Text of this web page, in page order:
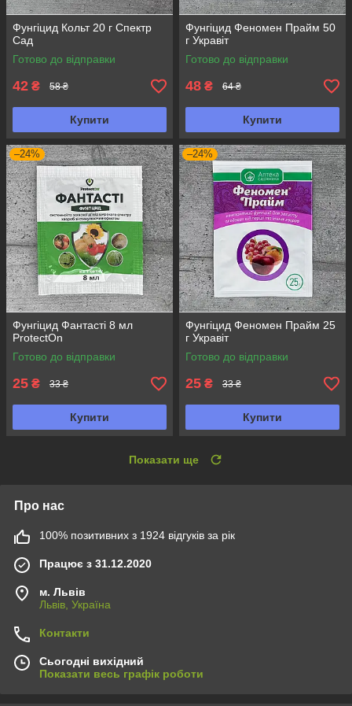
Фунгіцид Кольт 20 г Спектр
Сад
Готово до відправки
42 ₴ 58 ₴
Купити
Фунгіцид Феномен Прайм 50
г Укравіт
Готово до відправки
48 ₴ 64 ₴
Купити
–24%
Фунгіцид Фантасті 8 мл
ProtectOn
Готово до відправки
25 ₴ 33 ₴
Купити
–24%
Фунгіцид Феномен Прайм 25
г Укравіт
Готово до відправки
25 ₴ 33 ₴
Купити
Показати ще
Про нас
100% позитивних з 1924 відгуків за рік
Працює з 31.12.2020
м. Львів
Львів, Україна
Контакти
Сьогодні вихідний
Показати весь графік роботи